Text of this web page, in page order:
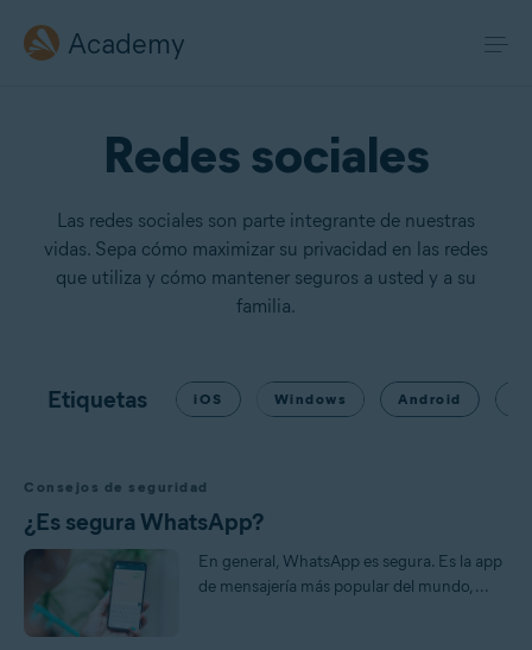
Academy
Redes sociales
Las redes sociales son parte integrante de nuestras
vidas. Sepa cómo maximizar su privacidad en las redes
que utiliza y cómo mantener seguros a usted y a su
familia.
Etiquetas iOS Windows Android
Consejos de seguridad
¿Es segura WhatsApp?
En general, WhatsApp es segura. Es la app
de mensajería más popular del mundo, ...